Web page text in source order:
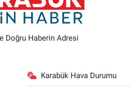
Doğru Haberin Adresi
Karabük Hava Durumu